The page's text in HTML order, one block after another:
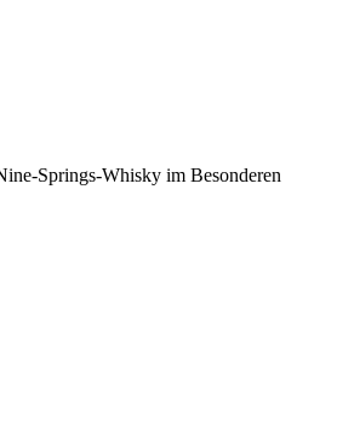
Springs-Whisky im Besonderen